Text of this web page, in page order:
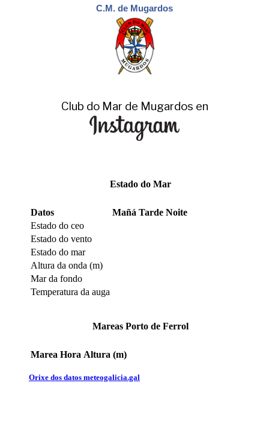
C.M. de Mugardos
Club do Mar de Mugardos en